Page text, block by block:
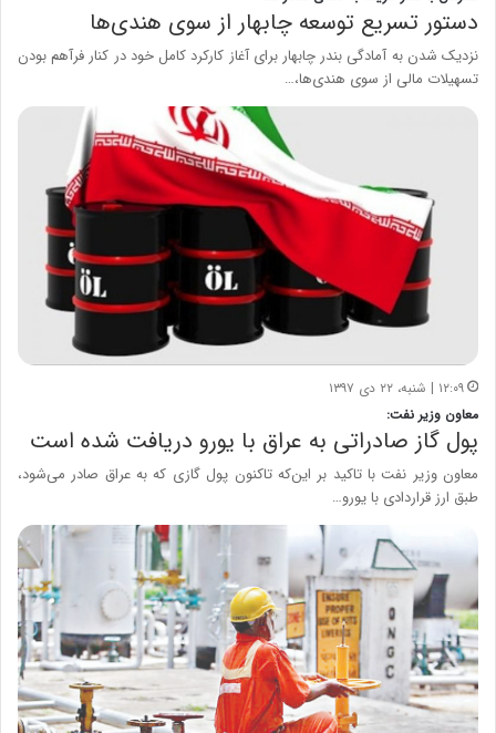
دستور تسریع توسعه چابهار از سوی هندی‌ها
نزدیک شدن به آمادگی بندر چابهار برای آغاز کارکرد کامل خود در کنار فرآهم بودن
تسهیلات مالی از سوی هندی‌ها،…
۱۲:۰۹ | شنبه، ۲۲ دی ۱۳۹۷
معاون وزیر نفت:
پول گاز صادراتی به عراق با یورو دریافت شده است
معاون وزیر نفت با تاکید بر این‌که تاکنون پول گازی که به عراق صادر می‌شود،
طبق ارز قراردادی با یورو…